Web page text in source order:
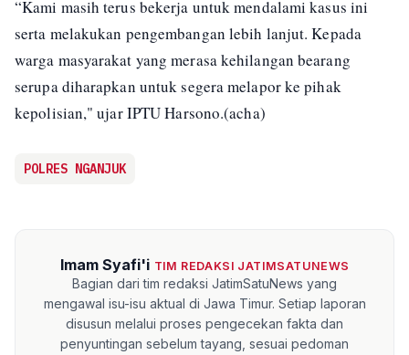
“Kami masih terus bekerja untuk mendalami kasus ini
serta melakukan pengembangan lebih lanjut. Kepada
warga masyarakat yang merasa kehilangan bearang
serupa diharapkan untuk segera melapor ke pihak
kepolisian," ujar IPTU Harsono.(acha)
POLRES NGANJUK
Imam Syafi'i TIM REDAKSI JATIMSATUNEWS
Bagian dari tim redaksi JatimSatuNews yang
mengawal isu-isu aktual di Jawa Timur. Setiap laporan
disusun melalui proses pengecekan fakta dan
penyuntingan sebelum tayang, sesuai pedoman